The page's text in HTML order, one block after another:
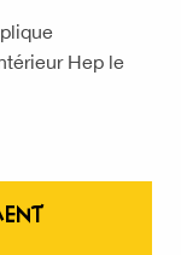
Hep le